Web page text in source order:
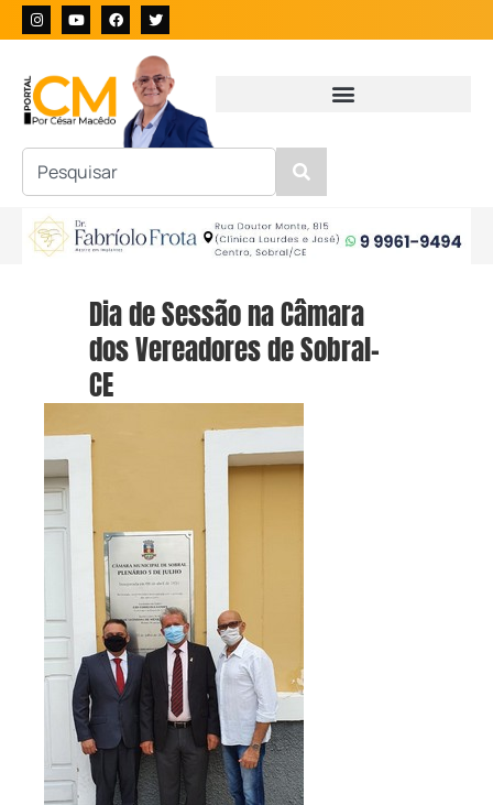
Dia de Sessão na Câmara
dos Vereadores de Sobral-
CE